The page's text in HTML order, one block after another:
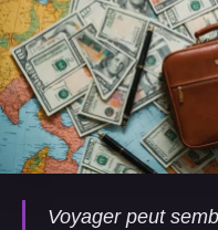
Voyager peut